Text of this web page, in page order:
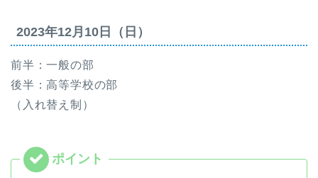
2023年12月10日（日）
前半：一般の部
後半：高等学校の部
（入れ替え制）